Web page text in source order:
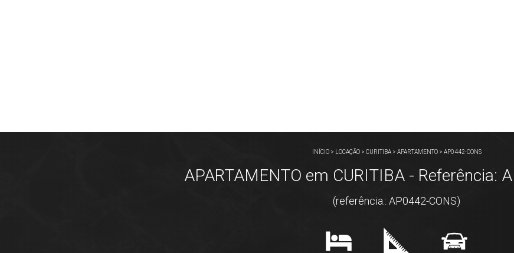
INÍCIO> LOCAÇÃO> CURITIBA> APARTAMENTO> AP0442-CONS
APARTAMENTO em CURITIBA - Referência:
(referência.: AP0442-CONS)